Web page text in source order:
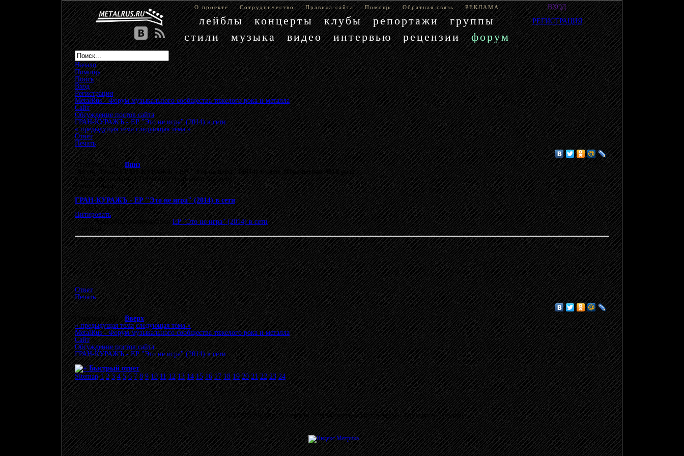
О проекте Сотрудничество Правила сайта Помощь Обратная связь РЕКЛАМА
лейблы концерты клубы репортажи
группы
стили
музыка видео интервью рецензии форум
ВХОД
РЕГИСТРАЦИЯ
Начало
Помощь
Поиск
Вход
Регистрация
MetalRus - Форум музыкального сообщества тяжелого рока и металла»
Сайт»
Обсуждение постов сайта»
ГРАН-КУРАЖЪ - ЕР "Это не игра" (2014) в сети
« предыдущая тема следующая тема »
Ответ
Печать
Страницы: [1]Вниз
АвторТема: ГРАН-КУРАЖЪ - ЕР "Это не игра" (2014) в сети (Прочитано 4818 раз)
0 Пользователей и 1 Гость просматривают эту тему.
Робот сайта
Гость
ГРАН-КУРАЖЪ - ЕР "Это не игра" (2014) в сети
«:08 Июль 2014, 04:39:49 »
Цитировать
Это тема обсуждения записиЕР "Это не игра" (2014) в сети.
Записан
Ответ
Печать
Страницы: [1]Вверх
« предыдущая тема следующая тема »
MetalRus - Форум музыкального сообщества тяжелого рока и металла»
Сайт»
Обсуждение постов сайта»
ГРАН-КУРАЖЪ - ЕР "Это не игра" (2014) в сети
Быстрый ответ
Sitemap 1 2 3 4 5 6 7 8 9 10 11 12 13 14 15 16 17 18 19 20 21 22 23 24
© 2003 - 2026 MetalRus. Материалы сайта защищены авторским правом. Копирование запрещено.